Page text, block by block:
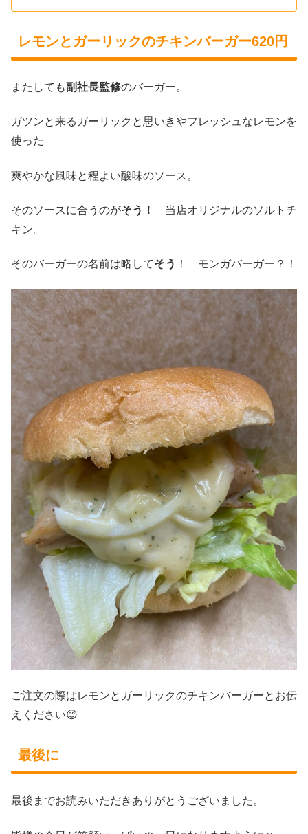
レモンとガーリックのチキンバーガー620円
またしても副社長監修のバーガー。
ガツンと来るガーリックと思いきやフレッシュなレモンを
使った
爽やかな風味と程よい酸味のソース。
そのソースに合うのがそう！
当店オリジナルのソルトチ
キン。
そのバーガーの名前は略してそう ！ モンガバーガー？！
ご注文の際はレモンとガーリックのチキンバーガーとお伝
えください😊
最後に
最後までお読みいただきありがとうございました。